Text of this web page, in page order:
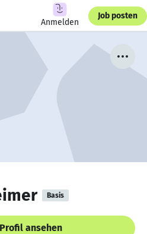
Anmelden
Job posten
Basis
ansehen